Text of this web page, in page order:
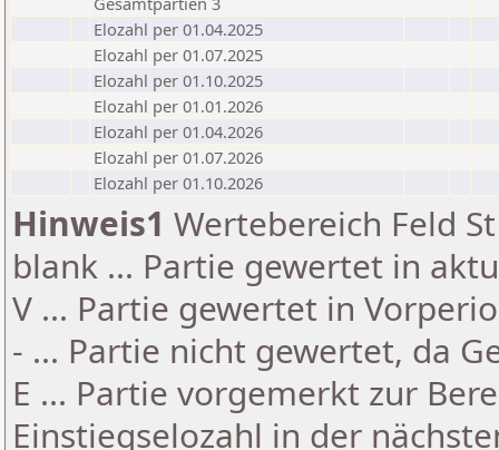
Elozahl per 01.04.2025
Elozahl per 01.07.2025
Elozahl per 01.10.2025
Elozahl per 01.01.2026
Elozahl per 01.04.2026
Elozahl per 01.07.2026
Elozahl per 01.10.2026
Hinweis1 Wertebereich Feld
blank ... Partie gewertet in
V ... Partie gewertet in
- ... Partie nicht gewertet, da
E ... Partie vorgemerkt zur
Einstiegselozahl in der